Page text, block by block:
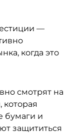
—
когда это
смотрят на
бумаги и
защититься